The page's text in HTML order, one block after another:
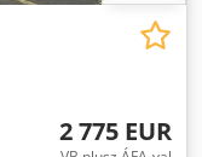
2 775 EUR